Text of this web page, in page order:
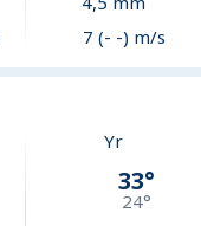
7 (- -) m/s
Yr
33°
24°